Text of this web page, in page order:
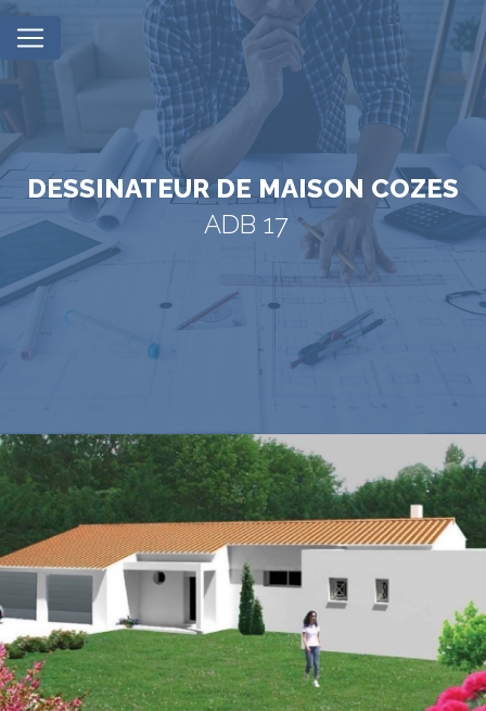
DESSINATEUR DE MAISON COZES
ADB 17
Panneau de gestion des cookies